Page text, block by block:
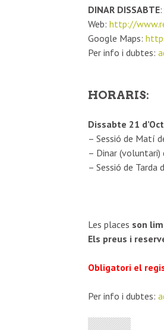
DINAR DISSABTE
Web: http://
Google Maps:
Per info i dubtes:
HORARIS:
Dissabte 21
– Sessió de Matí
– Dinar (voluntari)
– Sessió de Tarda
Les places son
Els preus i
Obligatori el
Per info i dubtes: